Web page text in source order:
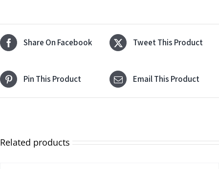
Share On Facebook Tweet This Product
Pin This Product Email This Product
Related products